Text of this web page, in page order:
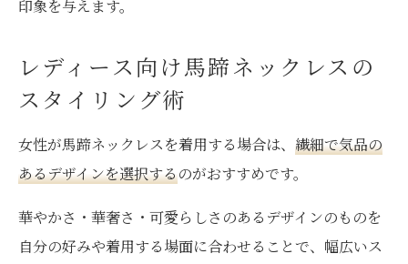
印象を与えます。
レディース向け馬蹄ネックレスの
スタイリング術
女性が馬蹄ネックレスを着用する場合は、 繊細で気品の
あるデザインを選択するのがおすすめです。
華やかさ・華奢さ・可愛らしさのあるデザインのものを
自分の好みや着用する場面に合わせることで、幅広いス